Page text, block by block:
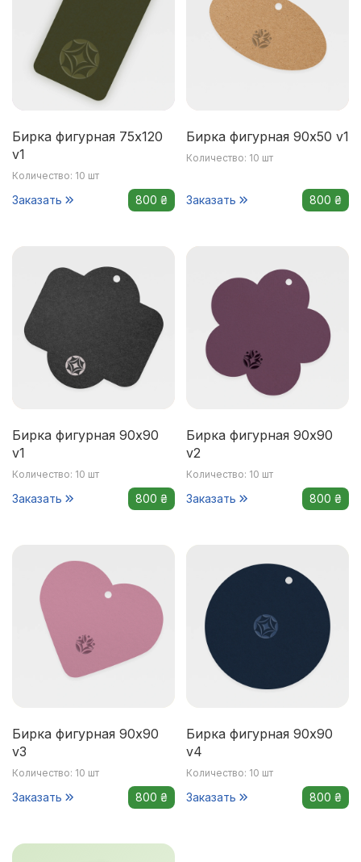
Бирка фигурная 75x120
v1
Количество: 10 шт
Заказать 800 ₴
Бирка фигурная 90x50 v1
Количество: 10 шт
Заказать 800 ₴
Бирка фигурная 90x90
v1
Количество: 10 шт
Заказать 800 ₴
Бирка фигурная 90x90
v2
Количество: 10 шт
Заказать 800 ₴
Бирка фигурная 90x90
v3
Количество: 10 шт
Заказать 800 ₴
Бирка фигурная 90x90
v4
Количество: 10 шт
Заказать 800 ₴